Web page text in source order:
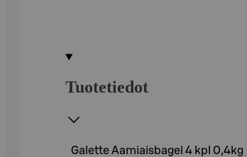
Tuotetiedot
Galette Aamiaisbagel 4 kpl 0,4kg